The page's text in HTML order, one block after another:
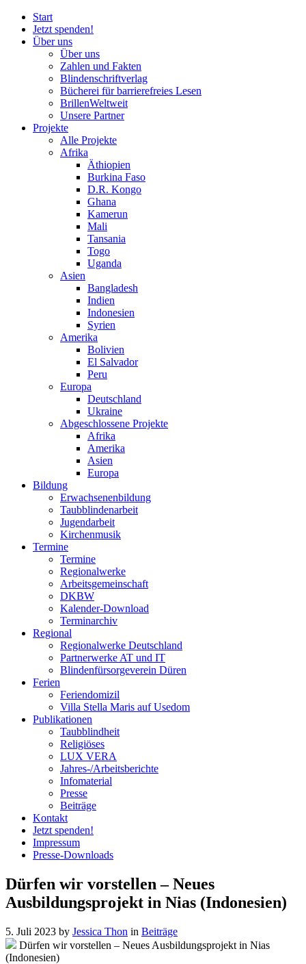
Start
Jetzt spenden!
Über uns
Über uns
Zahlen und Fakten
Blindenschriftverlag
Bücherei fürbarrierefreies Lesen
BrillenWeltweit
Unsere Partner
Projekte
Alle Projekte
Afrika
Äthiopien
Burkina Faso
D.R. Kongo
Ghana
Kamerun
Mali
Tansania
Togo
Uganda
Asien
Bangladesh
Indien
Indonesien
Syrien
Amerika
Bolivien
El Salvador
Peru
Europa
Deutschland
Ukraine
Abgeschlossene Projekte
Afrika
Amerika
Asien
Europa
Bildung
Erwachsenenbildung
Taubblindenarbeit
Jugendarbeit
Kirchenmusik
Termine
Termine
Regionalwerke
Arbeitsgemeinschaft
DKBW
Kalender-Download
Terminarchiv
Regional
Regionalwerke Deutschland
Partnerwerke AT und IT
Blindenfürsorgeverein Düren
Ferien
Feriendomizil
Villa Stella Maris auf Usedom
Publikationen
Taubblindheit
Religiöses
LUX VERA
Jahres-/​Arbeitsberichte
Infomaterial
Presse
Beiträge
Kontakt
Jetzt spenden!
Impressum
Presse-Downloads
Dürfen wir vorstellen – Neues
Ausbildungsprojekt in Nias (Indonesien)
5. Juli 2023 by Jessica Thon in Beiträge
Dürfen wir vorstellen – Neues Ausbildungsprojekt in Nias
(Indonesien)